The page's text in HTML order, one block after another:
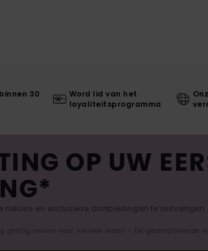
30
Word lid van het
loyaliteitsprogramma
OP UW
nieuws en exclusieve aanbiedingen te ontvangen.
geldig online voor nieuwe leden - De gedetailleerde